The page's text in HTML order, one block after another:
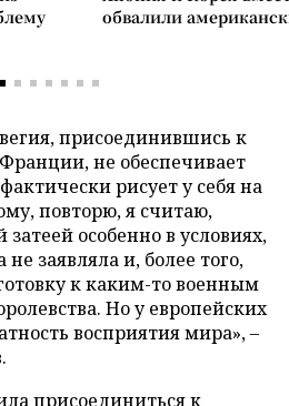
обвалили
присоединившись к
не обеспечивает
рисует у себя на
повторю, я считаю,
особенно в условиях,
заявляла и, более того,
к каким-то военным
Но у европейских
восприятия мира», –
присоединиться к